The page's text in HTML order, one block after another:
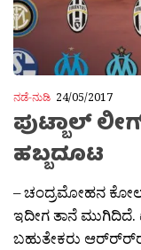
ನಡೆ-ನುಡಿ 24/05/2017
ಪುಟ್ಬಾಲ್
ಹಬ್ಬದೂಟ
– ಚಂದ್ರಮೋಹನ
ಇದೀಗ ತಾನೆ
ಬಹುತೇಕರು